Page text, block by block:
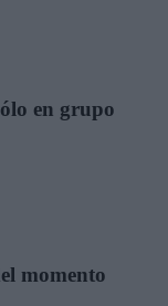
en grupo
momento